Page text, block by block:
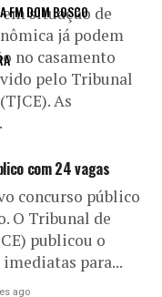
FM DOM BOSCO
situação de
já podem
no casamento
pelo Tribunal
As
com 24 vagas
concurso público
O Tribunal de
publicou o
para...
ago